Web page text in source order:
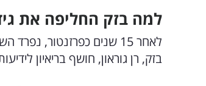
למה בזק החליפה את
לאחר 15 שנים כפרזנטור,
בזק, רן גוראון, חושף בריאיון